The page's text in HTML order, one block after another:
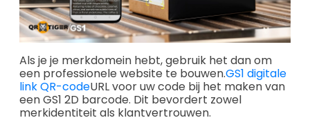
Als je je merkdomein hebt, gebruik het dan om
een professionele website te bouwen.GS1 digitale
link QR-codeURL voor uw code bij het maken van
een GS1 2D barcode. Dit bevordert zowel
merkidentiteit als klantvertrouwen.